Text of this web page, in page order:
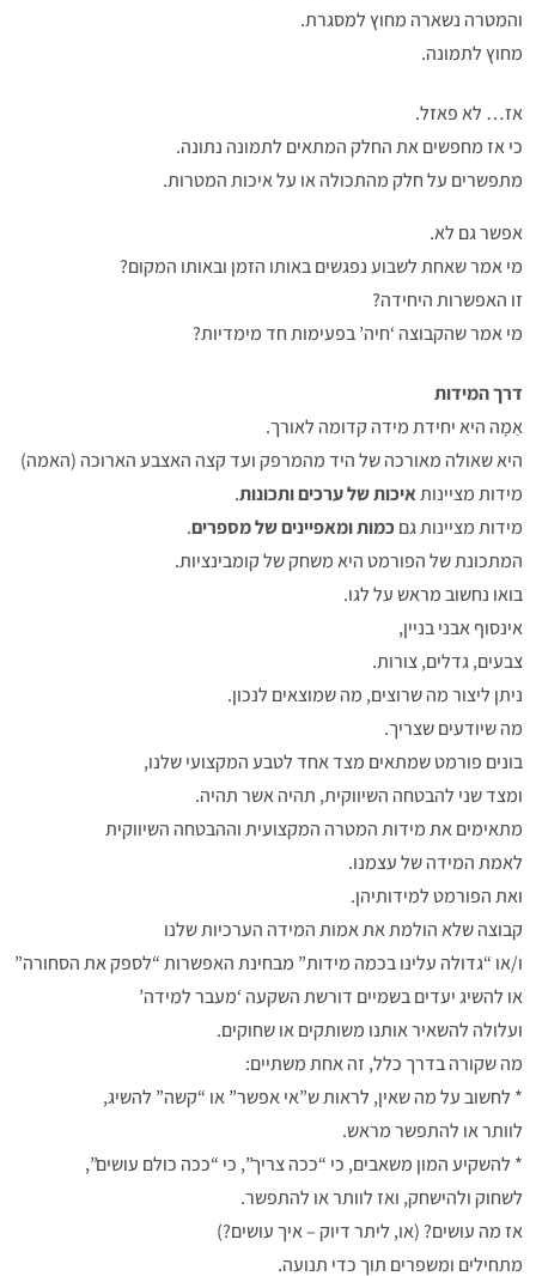
והמטרה נשארה מחוץ למסגרת.
מחוץ לתמונה.
אז… לא פאזל.
כי אז מחפשים את החלק המתאים לתמונה נתונה.
מתפשרים על חלק מהתכולה או על איכות המטרות.
אפשר גם לא.
מי אמר שאחת לשבוע נפגשים באותו הזמן ובאותו המקום?
זו האפשרות היחידה?
מי אמר שהקבוצה ‘חיה’ בפעימות חד מימדיות?
דרך המידות
אַמָה היא יחידת מידה קדומה לאורך.
היא שאולה מאורכה של היד מהמרפק ועד קצה האצבע הארוכה (האמה)
מידות מציינותאיכות של ערכים ותכונות.
מידות מציינות גםכמות ומאפיינים של מספרים.
המתכונת של הפורמט היא משחק של קומבינציות.
בואו נחשוב מראש על לגו.
אינסוף אבני בניין,
צבעים, גדלים, צורות.
ניתן ליצור מה שרוצים, מה שמוצאים לנכון.
מה שיודעים שצריך.
בונים פורמט שמתאים מצד אחד לטבע המקצועי שלנו,
ומצד שני להבטחה השיווקית, תהיה אשר תהיה.
מתאימים את מידות המטרה המקצועית וההבטחה השיווקית
לאמת המידה של עצמנו.
ואת הפורמט למידותיהן.
קבוצה שלא הולמת את אמות המידה הערכיות שלנו
ו/או “גדולה עלינו בכמה מידות” מבחינת האפשרות “לספק את הסחורה”
או להשיג יעדים בשמיים דורשת השקעה ‘מעבר למידה’
ועלולה להשאיר אותנו משותקים או שחוקים.
מה שקורה בדרך כלל, זה אחת משתיים:
* לחשוב על מה שאין, לראות ש”אי אפשר” או “קשה” להשיג,
לוותר או להתפשר מראש.
* להשקיע המון משאבים, כי “ככה צריך”, כי “ככה כולם עושים”,
לשחוק ולהישחק, ואז לוותר או להתפשר.
אז מה עושים? (או, ליתר דיוק – איך עושים?)
מתחילים ומשפרים תוך כדי תנועה.